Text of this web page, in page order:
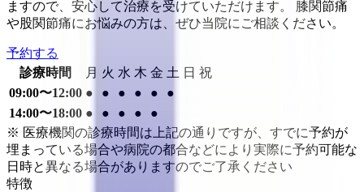
ますので、安心して治療を受けていただけます。 膝関節痛
や股関節痛にお悩みの方は、ぜひ当院にご相談ください。
予約する
診療時間
月 火 水 木 金 土 日 祝
09:00〜12:00 ● ● ● ● ●
●
14:00〜18:00 ● ● ● ●
●
※ 医療機関の診療時間は上記の通りですが、すでに予約が
埋まっている場合や病院の都合などにより実際に予約可能な
日時と異なる場合がありますのでご了承ください
特徴